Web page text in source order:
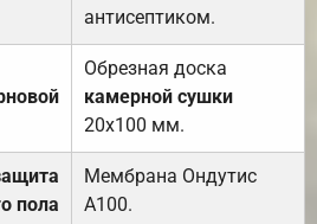
антисептиком.
Обрезная доска
камерной сушки
20х100 мм.
пола
Мембрана Ондутис
А100.